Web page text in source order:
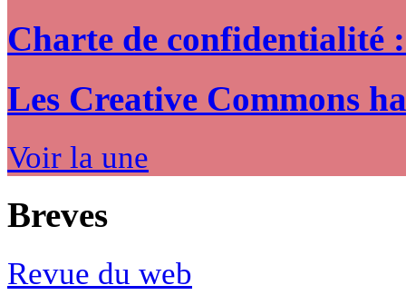
Charte de confidentialité
Les Creative Commons
Voir la une
Breves
Revue du web